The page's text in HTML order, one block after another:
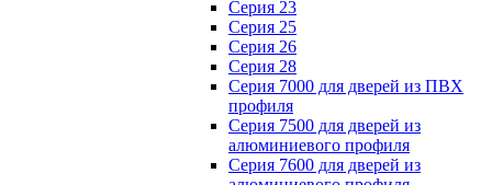
Серия 23
Серия 25
Серия 26
Серия 28
Серия 7000 для дверей из ПВХ
профиля
Серия 7500 для дверей из
алюминиевого профиля
Серия 7600 для дверей из